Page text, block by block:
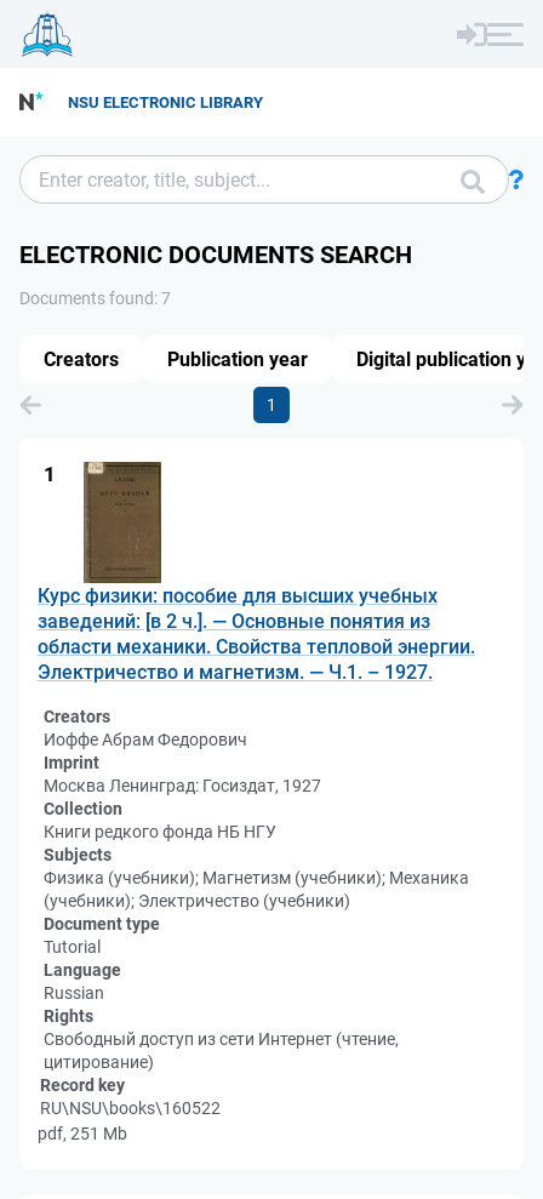
NSU ELECTRONIC LIBRARY
ELECTRONIC DOCUMENTS SEARCH
Documents found: 7
1
1
Курс физики: пособие для высших учебных
заведений: [в 2 ч.]. — Основные понятия из
области механики. Свойства тепловой энергии.
Электричество и магнетизм. — Ч.1. – 1927.
Creators
Иоффе Абрам Федорович
Imprint
Москва Ленинград: Госиздат, 1927
Collection
Книги редкого фонда НБ НГУ
Subjects
Физика (учебники); Магнетизм (учебники); Механика
(учебники); Электричество (учебники)
Document type
Tutorial
Language
Russian
Rights
Свободный доступ из сети Интернет (чтение,
цитирование)
Record key
RU\NSU\books\160522
pdf, 251 Mb
Creators Publication year Digital publication